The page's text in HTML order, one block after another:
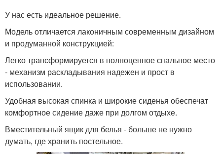
У нас есть идеальное решение.
Модель отличается лаконичным современным дизайном
и продуманной конструкцией:
Легко трансформируется в полноценное спальное место
- механизм раскладывания надежен и прост в
использовании.
Удобная высокая спинка и широкие сиденья обеспечат
комфортное сидение даже при долгом отдыхе.
Вместительный ящик для белья - больше не нужно
думать, где хранить постельное.